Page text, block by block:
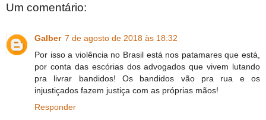
Um comentário:
Galber 7 de agosto de 2018 às 18:32
Por isso a violência no Brasil está nos patamares que está,
por conta das escórias dos advogados que vivem lutando
pra livrar bandidos! Os bandidos vão pra rua e os
injustiçados fazem justiça com as próprias mãos!
Responder